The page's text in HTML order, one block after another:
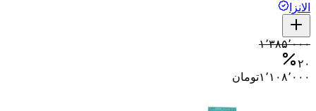
الانزا
۱٬۳۸۵٬۰۰۰
۲۰
۱٬۱۰۸٬۰۰۰تومان